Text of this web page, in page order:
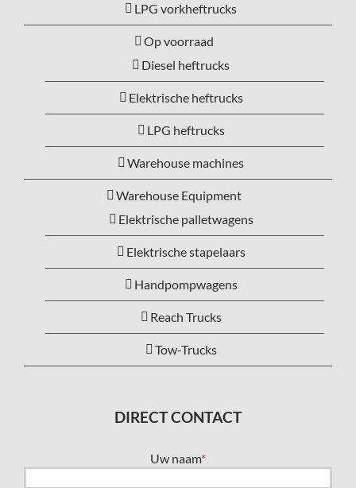
LPG vorkheftrucks
Op voorraad
Diesel heftrucks
Elektrische heftrucks
LPG heftrucks
Warehouse machines
Warehouse Equipment
Elektrische palletwagens
Elektrische stapelaars
Handpompwagens
Reach Trucks
Tow-Trucks
DIRECT CONTACT
Uw naam*